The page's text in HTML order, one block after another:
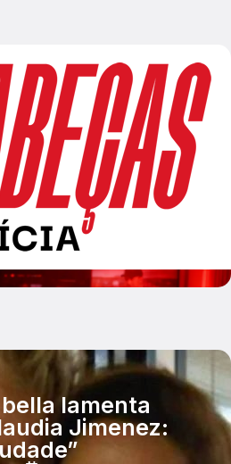
lamenta
Jimenez: